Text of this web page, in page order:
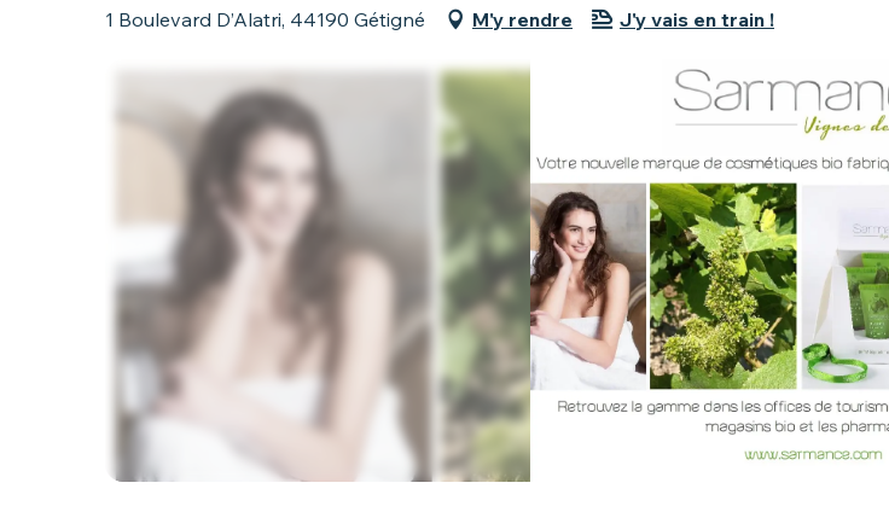
1 Boulevard D’Alatri, 44190 Gétigné M'y rendre J'y vais en train !